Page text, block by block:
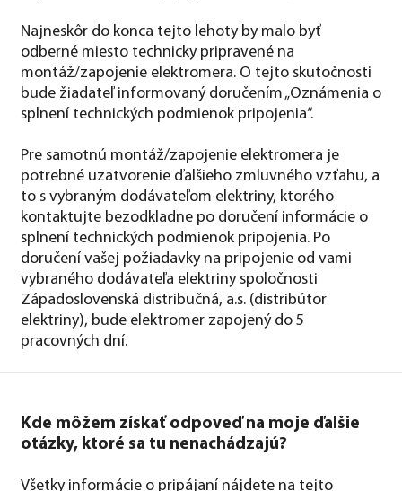
Najneskôr do konca tejto lehoty by malo byť
odberné miesto technicky pripravené na
montáž/zapojenie elektromera. O tejto skutočnosti
bude žiadateľ informovaný doručením „Oznámenia o
splnení technických podmienok pripojenia“.
Pre samotnú montáž/zapojenie elektromera je
potrebné uzatvorenie ďalšieho zmluvného vzťahu, a
to s vybraným dodávateľom elektriny, ktorého
kontaktujte bezodkladne po doručení informácie o
splnení technických podmienok pripojenia. Po
doručení vašej požiadavky na pripojenie od vami
vybraného dodávateľa elektriny spoločnosti
Západoslovenská distribučná, a.s. (distribútor
elektriny), bude elektromer zapojený do 5
pracovných dní.
Kde môžem získať odpoveď na moje ďalšie
otázky, ktoré sa tu nenachádzajú?
Všetky informácie o pripájaní nájdete na tejto